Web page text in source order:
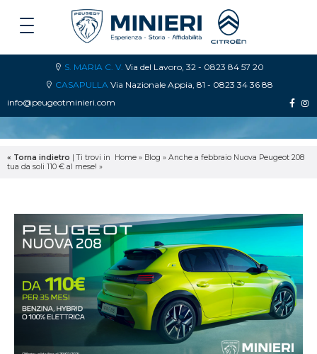
S. MARIA C. V. Via del Lavoro, 32 - 0823 84 57 20
CASAPULLA Via Nazionale Appia, 81 - 0823 34 36 88
info@peugeotminieri.com
« Torna indietro |Ti trovi in Home » Blog » Anche a febbraio Nuova Peugeot 208
tua da soli 110 € al mese! »